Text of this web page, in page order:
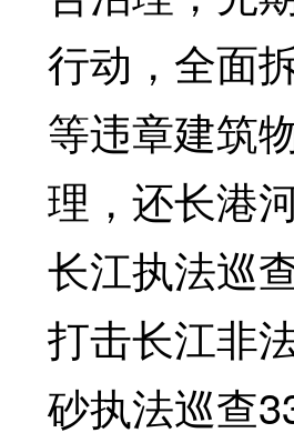
行动，全面
等违章建筑
理，还长港
长江执法巡
打击长江非
砂执法巡查